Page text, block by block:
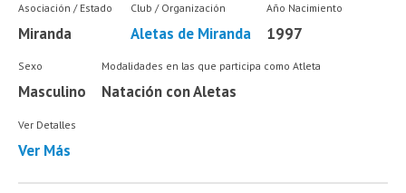
Asociación / Estado
Miranda
Club / Organización
Aletas de Miranda
Año Nacimiento
1997
Sexo
Masculino
Modalidades en las que participa como Atleta
Natación con Aletas
Ver Detalles
Ver Más